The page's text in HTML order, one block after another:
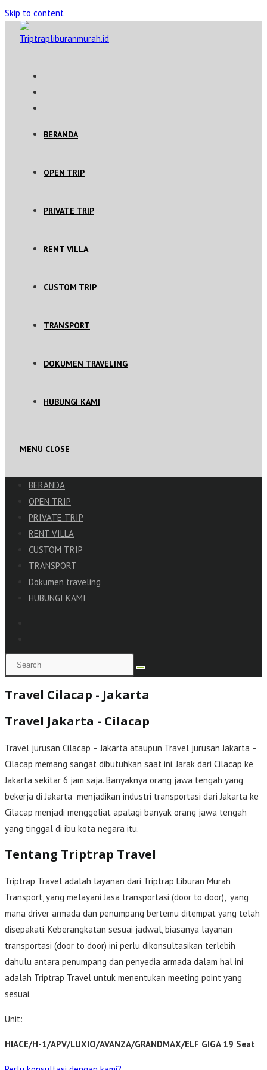
Skip to content
BERANDA
OPEN TRIP
PRIVATE TRIP
RENT VILLA
CUSTOM TRIP
TRANSPORT
DOKUMEN TRAVELING
HUBUNGI KAMI
MENU CLOSE
BERANDA
OPEN TRIP
PRIVATE TRIP
RENT VILLA
CUSTOM TRIP
TRANSPORT
Dokumen traveling
HUBUNGI KAMI
Travel Cilacap - Jakarta
Travel Jakarta - Cilacap
Travel jurusan Cilacap – Jakarta ataupun Travel jurusan Jakarta –
Cilacap memang sangat dibutuhkan saat ini. Jarak dari Cilacap ke
Jakarta sekitar 6 jam saja. Banyaknya orang jawa tengah yang
bekerja di Jakarta menjadikan industri transportasi dari Jakarta ke
Cilacap menjadi menggeliat apalagi banyak orang jawa tengah
yang tinggal di ibu kota negara itu.
Tentang Triptrap Travel
Triptrap Travel adalah layanan dari Triptrap Liburan Murah
Transport, yang melayani Jasa transportasi (door to door), yang
mana driver armada dan penumpang bertemu ditempat yang telah
disepakati. Keberangkatan sesuai jadwal, biasanya layanan
transportasi (door to door) ini perlu dikonsultasikan terlebih
dahulu antara penumpang dan penyedia armada dalam hal ini
adalah Triptrap Travel untuk menentukan meeting point yang
sesuai.
Unit:
HIACE/H-1/APV/LUXIO/AVANZA/GRANDMAX/ELF GIGA 19 Seat